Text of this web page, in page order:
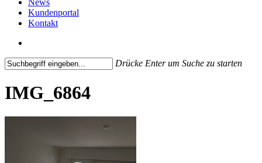
News
Kundenportal
Kontakt
Drücke Enter um Suche zu starten
Search
IMG_6864